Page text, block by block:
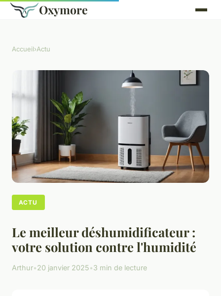
Oxymore
Accueil›Actu
ACTU
Le meilleur déshumidificateur :
votre solution contre l'humidité
Arthur•20 janvier 2025•3 min de lecture